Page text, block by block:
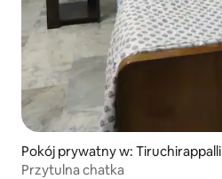
Pokój prywatny w: Tiruchirappalli
Przytulna chatka